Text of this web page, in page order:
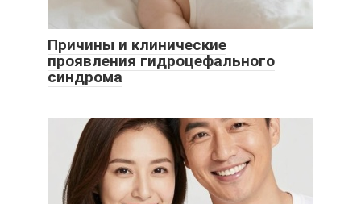
Причины и клинические
проявления гидроцефального
синдрома